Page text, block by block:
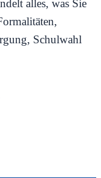
alles, was Sie
Schulwahl